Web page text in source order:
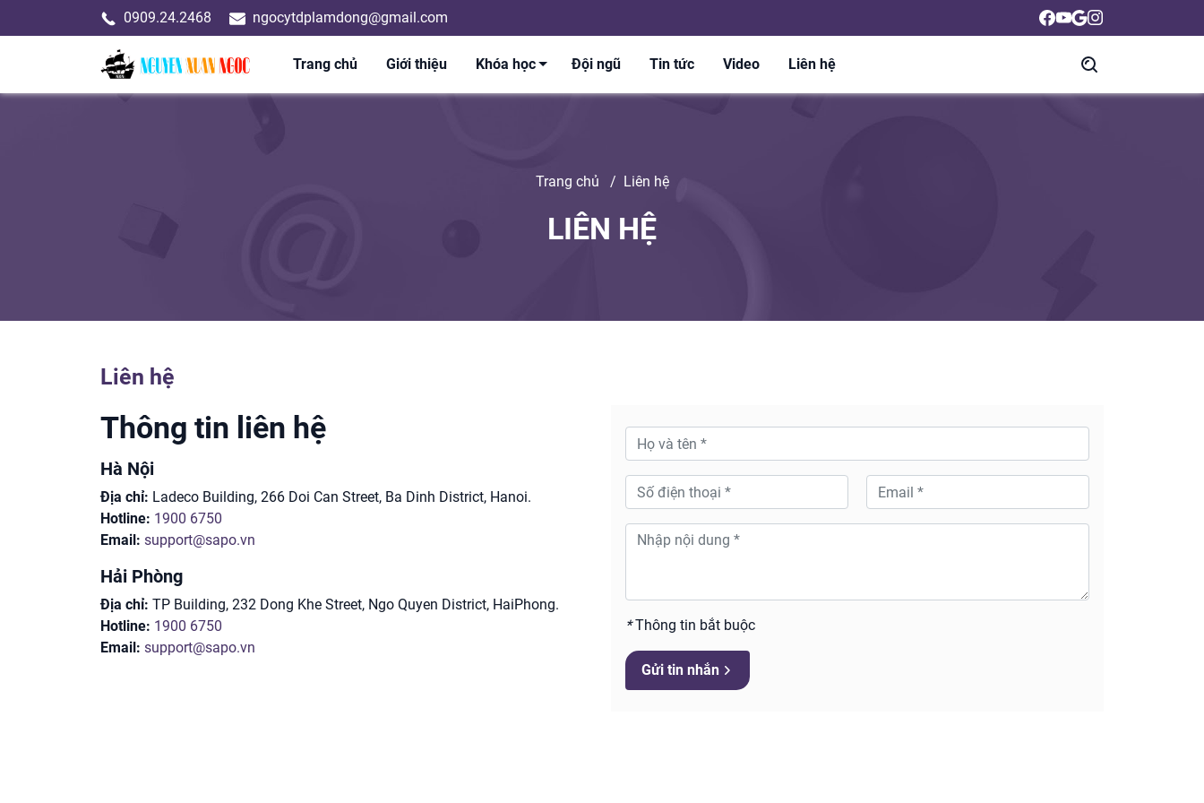
0909.24.2468 ngocytdplamdong@gmail.com
Trang chủ Giới thiệu Khóa học Đội ngũ Tin tức Video Liên hệ
Trang chủ / Liên hệ
LIÊN HỆ
Liên hệ
Thông tin liên hệ
Hà Nội
Địa chỉ: Ladeco Building, 266 Doi Can Street, Ba Dinh District, Hanoi.
Hotline: 1900 6750
Email: support@sapo.vn
Hải Phòng
Địa chỉ: TP Building, 232 Dong Khe Street, Ngo Quyen District, HaiPhong.
Hotline: 1900 6750
Email: support@sapo.vn
*Thông tin bắt buộc
Gửi tin nhắn